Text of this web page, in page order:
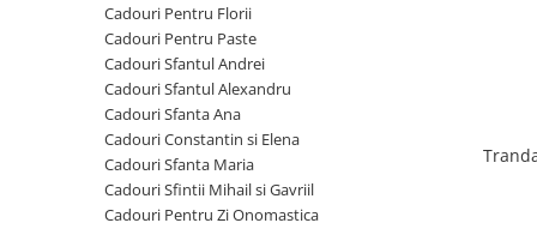
Cadouri pentru Prieteni
Cadouri pentru Sefi
Cel ce are tot
Cadouri Nunta si Cununie civila
Cadouri Pentru Florii
Cadouri Pentru Paste
Cadouri Sfantul Andrei
Cadouri Sfantul Alexandru
Cadouri Sfanta Ana
Cadouri Constantin si Elena
Cadouri Sfanta Maria
Cadouri Sfintii Mihail si Gavriil
Cadouri Pentru Zi Onomastica